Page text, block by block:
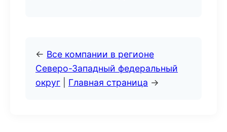
← Все компании в регионе
Северо-Западный федеральный
округ
Главная страница →